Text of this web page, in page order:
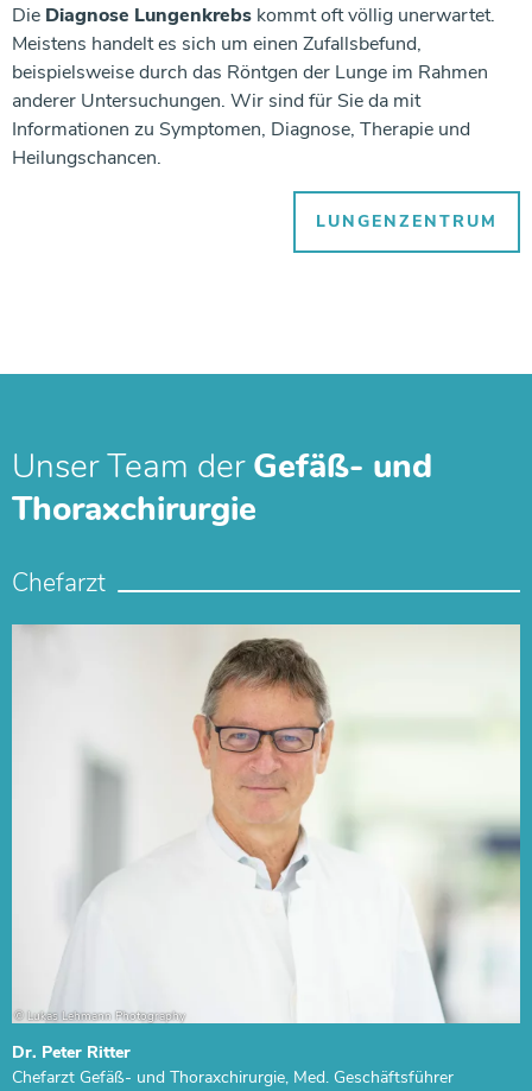
Die Diagnose Lungenkrebs kommt oft völlig unerwartet.
Meistens handelt es sich um einen Zufallsbefund,
beispielsweise durch das Röntgen der Lunge im Rahmen
anderer Untersuchungen. Wir sind für Sie da mit
Informationen zu Symptomen, Diagnose, Therapie und
Heilungschancen.
LUNGENZENTRUM
Unser Team derGefäß- und
Thoraxchirurgie
Chefarzt
Dr. Peter Ritter
Chefarzt Gefäß- und Thoraxchirurgie, Med. Geschäftsführer